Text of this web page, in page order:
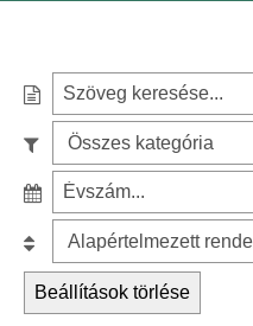
e
c
f
o
z
é
s
z
é
e
s
Beállítások törlése